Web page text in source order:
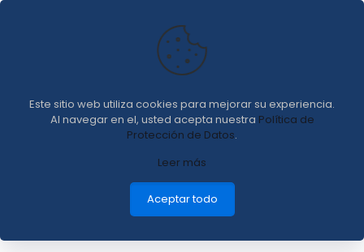
novedades
Etiquetas
Autores
Este sitio web utiliza cookies para mejorar su experiencia.
Al navegar en el, usted acepta nuestra Política de
Protección de Datos.
Leer más
Aceptar todo